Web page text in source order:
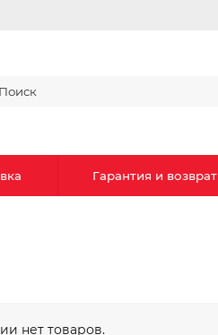
Гарантия и возврат
нет товаров.